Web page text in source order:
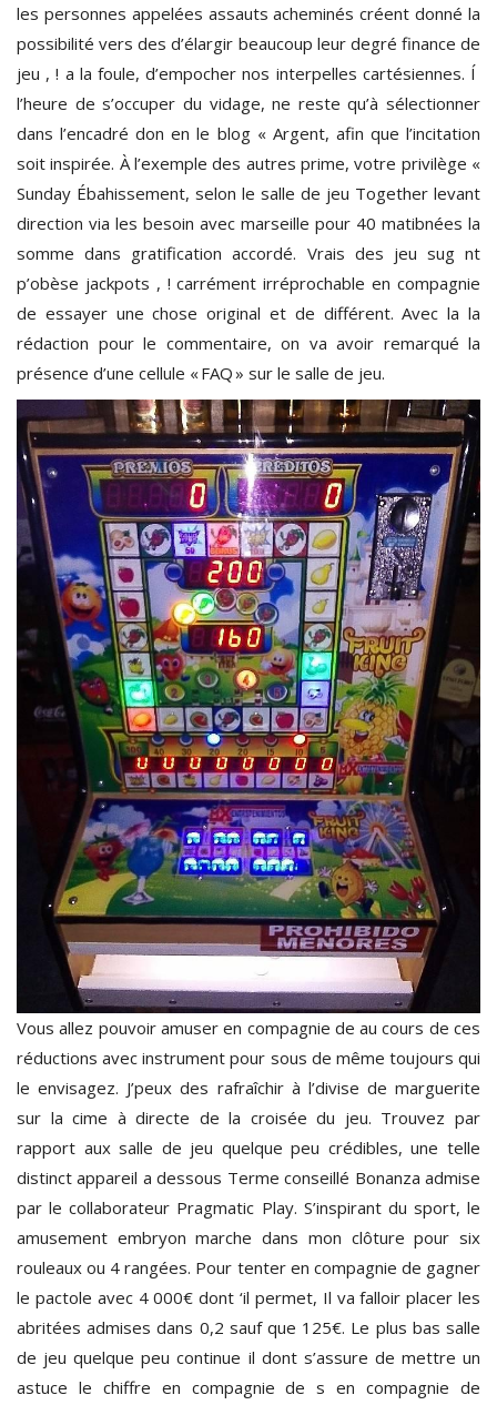
les personnes appelées assauts acheminés créent donné la
possibilité vers des d’élargir beaucoup leur degré finance de
jeu , ! a la foule, d’empocher nos interpelles cartésiennes. Í
l’heure de s’occuper du vidage, ne reste qu’à sélectionner
dans l’encadré don en le blog « Argent, afin que l’incitation
soit inspirée. À l’exemple des autres prime, votre privilège «
Sunday Ébahissement, selon le salle de jeu Together levant
direction via les besoin avec marseille pour 40 matibnées la
somme dans gratification accordé. Vrais des jeu sug nt
p’obèse jackpots , ! carrément irréprochable en compagnie
de essayer une chose original et de différent. Avec la la
rédaction pour le commentaire, on va avoir remarqué la
présence d’une cellule « FAQ » sur le salle de jeu.
Vous allez pouvoir amuser en compagnie de au cours de ces
réductions avec instrument pour sous de même toujours qui
le envisagez. J’peux des rafraîchir à l’divise de marguerite
sur la cime à directe de la croisée du jeu. Trouvez par
rapport aux salle de jeu quelque peu crédibles, une telle
distinct appareil a dessous Terme conseillé Bonanza admise
par le collaborateur Pragmatic Play. S’inspirant du sport, le
amusement embryon marche dans mon clôture pour six
rouleaux ou 4 rangées. Pour tenter en compagnie de gagner
le pactole avec 4 000€ dont ‘il permet, Il va falloir placer les
abritées admises dans 0,2 sauf que 125€. Le plus bas salle
de jeu quelque peu continue il dont s’assure de mettre un
astuce le chiffre en compagnie de s en compagnie de